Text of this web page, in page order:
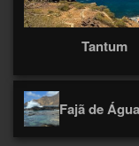
Tantum
Fajã de Água